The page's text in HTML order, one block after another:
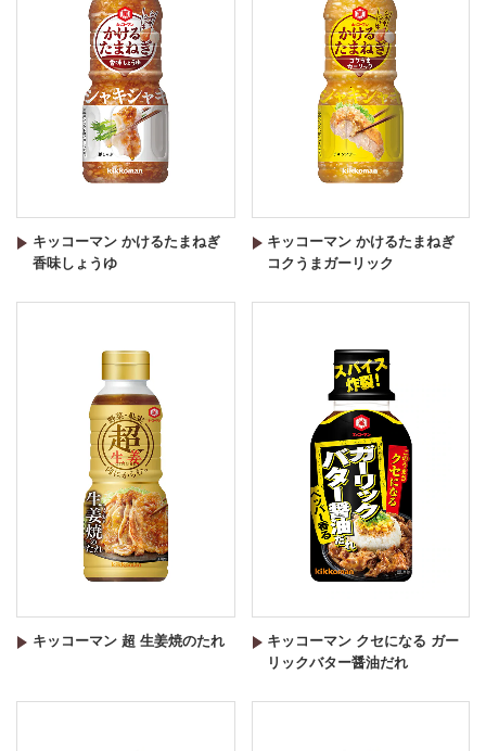
キッコーマン かけるたまねぎ
香味しょうゆ
キッコーマン かけるたまねぎ
コクうまガーリック
キッコーマン 超 生姜焼のたれ
キッコーマン クセになる ガー
リックバター醤油だれ